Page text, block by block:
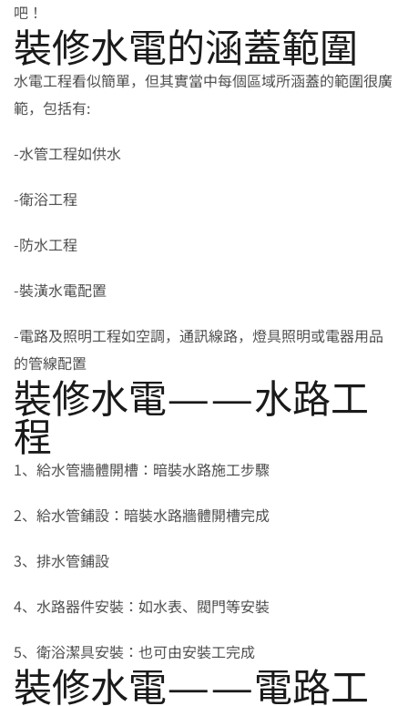
吧！
裝修水電的涵蓋範圍
水電工程看似簡單，但其實當中每個區域所涵蓋的範圍很廣
範，包括有:
-水管工程如供水
-衛浴工程
-防水工程
-裝潢水電配置
-電路及照明工程如空調，通訊線路，燈具照明或電器用品
的管線配置
裝修水電——水路工
程
1、給水管牆體開槽：暗裝水路施工步驟
2、給水管鋪設：暗裝水路牆體開槽完成
3、排水管鋪設
4、水路器件安裝：如水表、閥門等安裝
5、衛浴潔具安裝：也可由安裝工完成
裝修水電——電路工